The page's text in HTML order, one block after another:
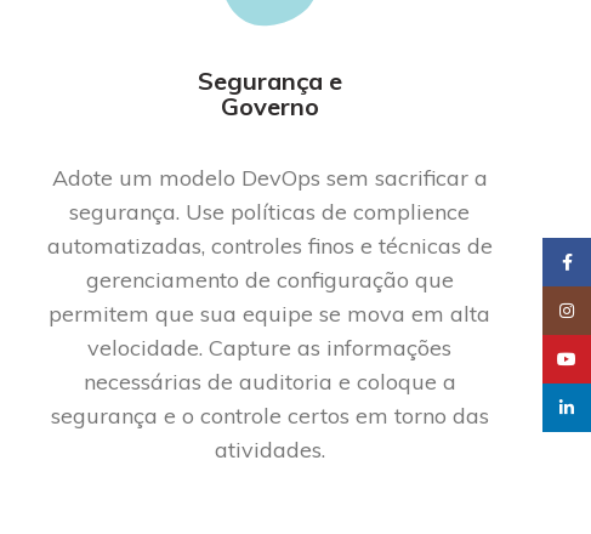
Segurança e
Governo
Adote um modelo DevOps sem sacrificar a
segurança. Use políticas de complience
automatizadas, controles finos e técnicas de
gerenciamento de configuração que
permitem que sua equipe se mova emalta
velocidade. Capture as informações
necessárias de auditoria e coloque a
segurança e o controle certos em torno das
atividades.